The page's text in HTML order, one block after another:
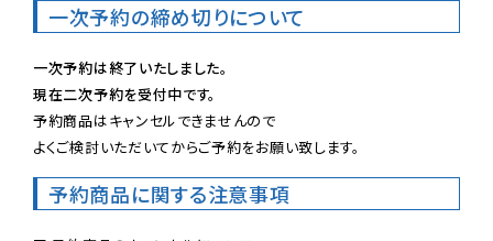
一次予約の締め切りについて
一次予約は終了いたしました。
現在二次予約を受付中です。
予約商品はキャンセルできませんので
よくご検討いただいてからご予約をお願い致します。
予約商品に関する注意事項